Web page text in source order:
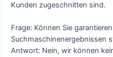
Kunden zugeschnitten sind.
Frage: Können Sie
Suchmaschinenergebnissen
Antwort: Nein, wir können